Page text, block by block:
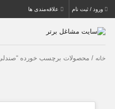
ورود / ثبت نام علاقه‌مندی ها
خانه / محصولات برچسب خورده “صندلی